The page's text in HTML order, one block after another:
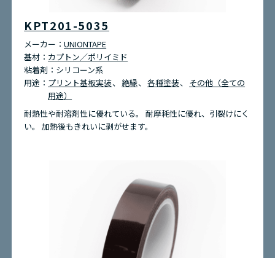
KPT201-5035
メーカー：UNIONTAPE
基材： カプトン／ポリイミド
粘着剤： シリコーン系
用途： プリント基板実装 絶縁 各種塗装
その他（全ての
用途）
耐熱性や耐溶剤性に優れている。 耐摩耗性に優れ、引裂けにく
い。 加熱後もきれいに剥がせます。